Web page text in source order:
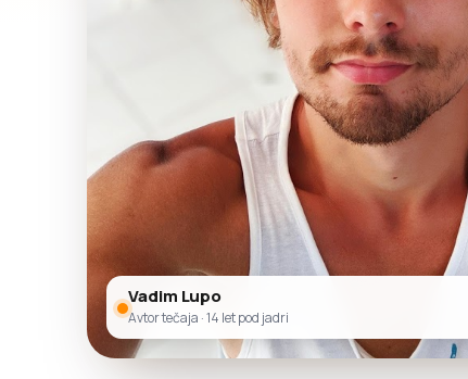
Vadim Lupo
Avtor tečaja · 14 let pod jadri